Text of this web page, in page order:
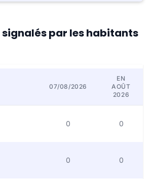
signalés par les habitants
07/08/2026
EN
AOÛT
2026
0 0
0 0